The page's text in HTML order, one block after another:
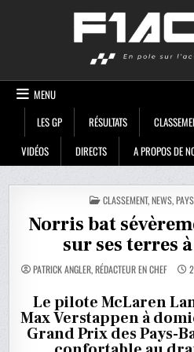
MENU
LES GP
RÉSULTATS
VIDÉOS
DIRECTS A PROPOS DE
POSTED
IN
CLASSEMENT,NEWS,
Norris bat
sur ses terres
PATRICK ANGLER, RÉDACTEUR EN CHEF
Le pilote McLaren
Max Verstappen à
Grand Prix des Pays-